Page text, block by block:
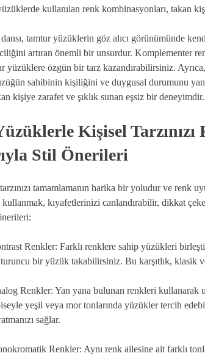
kullanılan renk kombinasyonları, takan
tamtur yüzüklerin göz alıcı görünümünde
artıran önemli bir unsurdur. Komplementer
yüzüklere özgün bir tarz kazandırabilirsiniz.
sahibinin kişiliğini ve duygusal durumunu
kişiye zarafet ve şıklık sunan eşsiz bir deneyimdir.
Kişisel
Stil Önerileri
tamamlamanın harika bir yoludur ve renk
kıyafetlerinizi canlandırabilir, dikkat
Renkler: Farklı renklere sahip yüzükleri
bir yüzük takabilirsiniz. Bu karşıtlık, klasik
Renkler: Yan yana bulunan renkleri
yeşil veya mor tonlarında yüzükler tercih
sağlar.
Renkler: Aynı renk ailesine ait farklı